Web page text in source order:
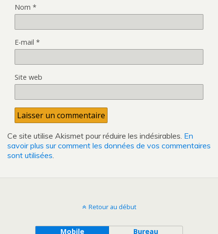
Nom *
E-mail *
Site web
Ce site utilise Akismet pour réduire les indésirables. En
savoir plus sur comment les données de vos commentaires
sont utilisées
Retour au début
Mobile Bureau